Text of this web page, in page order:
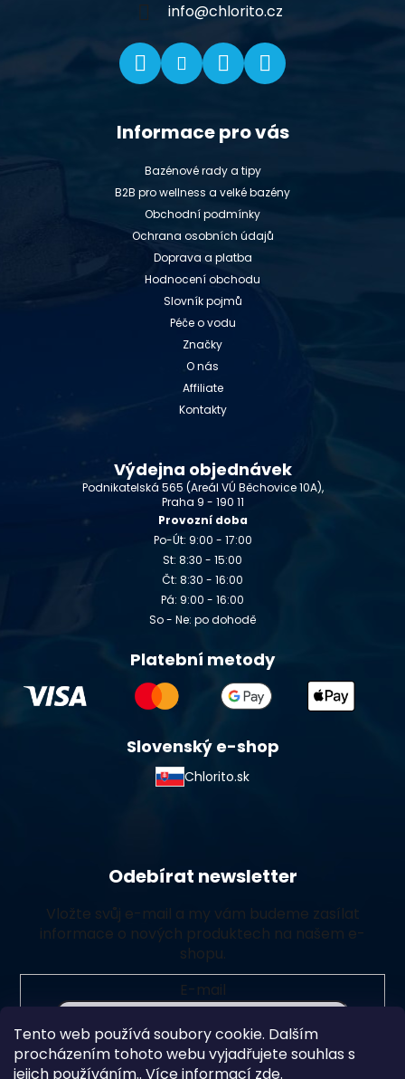
Tento web používá soubory cookie. Dalším
procházením tohoto webu vyjadřujete souhlas s
jejich používáním.. Více informací zde.
info@chlorito.cz
Informace pro vás
Bazénové rady a tipy
B2B pro wellness a velké bazény
Obchodní podmínky
Ochrana osobních údajů
Doprava a platba
Hodnocení obchodu
Slovník pojmů
Péče o vodu
Značky
O nás
Affiliate
Kontakty
Výdejna objednávek
Podnikatelská 565 (Areál VÚ Běchovice 10A),
Praha 9 - 190 11
Provozní doba
Po-Út: 9:00 - 17:00
St: 8:30 - 15:00
Čt: 8:30 - 16:00
Pá: 9:00 - 16:00
So - Ne: po dohodě
Platební metody
Slovenský e-shop
Chlorito.sk
Odebírat newsletter
Vložte svůj e-mail a my vám budeme zasílat
informace o nových produktech na našem e-
shopu.
E-mail
Vložením e-mailu souhlasíte spodmínkami ochrany
osobních údajů